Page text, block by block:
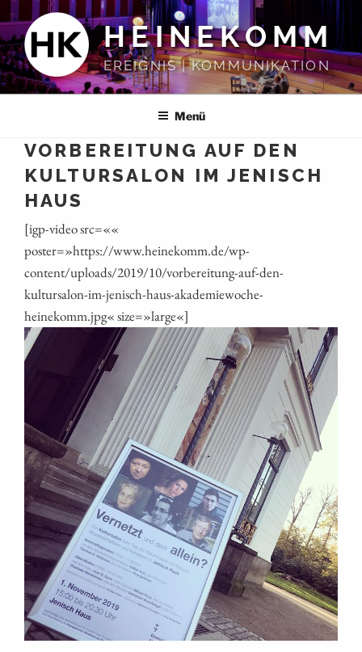
Inhalt
springen
HEINEKOMM
EREIGNIS | KOMMUNIKATION
Menü
VORBEREITUNG AUF DEN
KULTURSALON IM JENISCH
HAUS
[igp-video src=««
poster=»https://www.heinekomm.de/wp-
content/uploads/2019/10/vorbereitung-auf-den-
kultursalon-im-jenisch-haus-akademiewoche-
heinekomm.jpg« size=»large«]